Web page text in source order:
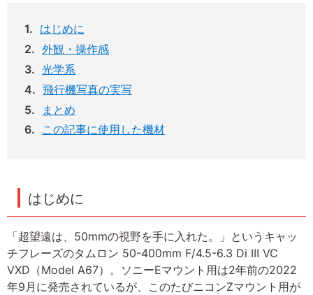
はじめに
外観・操作感
光学系
飛行機写真の実写
まとめ
この記事に使用した機材
はじめに
「超望遠は、50mmの視野を手に入れた。」というキャッ
チフレーズのタムロン 50-400mm F/4.5-6.3 Di III VC
VXD（Model A67）。ソニーEマウント用は2年前の2022
年9月に発売されているが、このたびニコンZマウント用が